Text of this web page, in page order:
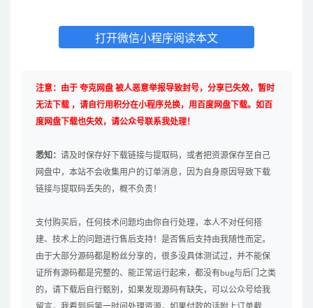
打开微信小程序阅读本文
注意：由于 夸克网盘 被人恶意举报导致封号，分享已失效，暂时
无法下载 ，请自行用积分在小程序兑换，用百度网盘下载。如百
度网盘下载也失效，请公众号联系我处理！
悉知： 请及时保存好下载链接与提取码，或者把资源保存至自己
网盘中，本站不会收集用户的订单消息，因为自身原因导致下载
链接与提取码丢失的，概不负责！
支付购买后，任何技术问题均由你自行处理，本人不对任何搭
建、技术上的问题进行售后支持！是否售后支持由我随性而定。
由于大部分源码都是粉丝分享的，很多没具体测试过，并不能保
证所有源码都是完整的、能正常运行起来，都没有bug与后门之类
的，请下载后自行甄别，如果发现源码有缺失，可以公众号给我